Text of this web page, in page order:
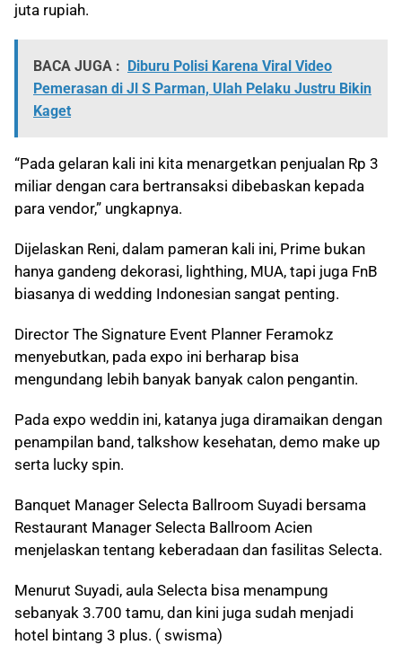
juta rupiah.
BACA JUGA : Diburu Polisi Karena Viral Video
Pemerasan di Jl S Parman, Ulah Pelaku Justru Bikin
Kaget
“Pada gelaran kali ini kita menargetkan penjualan Rp 3
miliar dengan cara bertransaksi dibebaskan kepada
para vendor,” ungkapnya.
Dijelaskan Reni, dalam pameran kali ini, Prime bukan
hanya gandeng dekorasi, lighthing, MUA, tapi juga FnB
biasanya di wedding Indonesian sangat penting.
Director The Signature Event Planner Feramokz
menyebutkan, pada expo ini berharap bisa
mengundang lebih banyak banyak calon pengantin.
Pada expo weddin ini, katanya juga diramaikan dengan
penampilan band, talkshow kesehatan, demo make up
serta lucky spin.
Banquet Manager Selecta Ballroom Suyadi bersama
Restaurant Manager Selecta Ballroom Acien
menjelaskan tentang keberadaan dan fasilitas Selecta.
Menurut Suyadi, aula Selecta bisa menampung
sebanyak 3.700 tamu, dan kini juga sudah menjadi
hotel bintang 3 plus. ( swisma)